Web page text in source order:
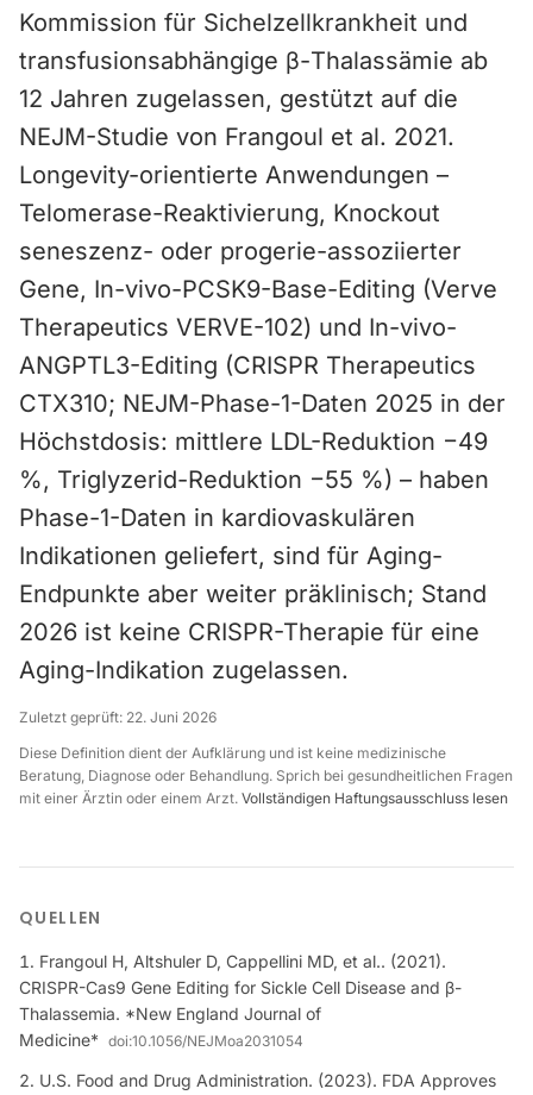
Kommission für Sichelzellkrankheit und
transfusionsabhängige β-Thalassämie ab
12 Jahren zugelassen, gestützt auf die
NEJM-Studie von Frangoul et al. 2021.
Longevity-orientierte Anwendungen –
Telomerase-Reaktivierung, Knockout
seneszenz- oder progerie-assoziierter
Gene, In-vivo-PCSK9-Base-Editing (Verve
Therapeutics VERVE-102) und In-vivo-
ANGPTL3-Editing (CRISPR Therapeutics
CTX310; NEJM-Phase-1-Daten 2025 in der
Höchstdosis: mittlere LDL-Reduktion −49
%, Triglyzerid-Reduktion −55 %) – haben
Phase-1-Daten in kardiovaskulären
Indikationen geliefert, sind für Aging-
Endpunkte aber weiter präklinisch; Stand
2026 ist keine CRISPR-Therapie für eine
Aging-Indikation zugelassen.
Zuletzt geprüft: 22. Juni 2026
Diese Definition dient der Aufklärung und ist keine medizinische
Beratung, Diagnose oder Behandlung. Sprich bei gesundheitlichen Fragen
mit einer Ärztin oder einem Arzt. Vollständigen Haftungsausschluss lesen
QUELLEN
Frangoul H, Altshuler D, Cappellini MD, et al.. (2021).
CRISPR-Cas9 Gene Editing for Sickle Cell Disease and β-
Thalassemia. *New England Journal of
Medicine* doi:10.1056/NEJMoa2031054
U.S. Food and Drug Administration. (2023). FDA Approves